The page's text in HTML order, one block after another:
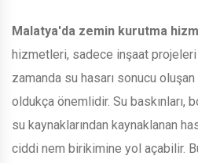
Malatya'da zemin kurutma
hizmetleri, sadece inşaat projeleri
zamanda su hasarı sonucu
oldukça önemlidir. Su baskınları,
su kaynaklarından kaynaklanan
ciddi nem birikimine yol açabilir.